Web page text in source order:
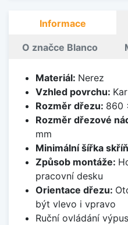
Informace
O značce Blanco
Materiál: Nerez
Vzhled povrchu:
Rozměr dřezu: 860
Rozměr dřezové
mm
Minimální šířka
Způsob montáže:
pracovní desku
Orientace dřezu:
být vlevo i vpravo
Ruční ovládání